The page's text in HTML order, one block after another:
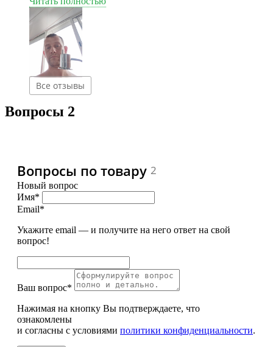
единственным недостатком является его высота, но в
соотношении цена - качество это не стало решающим
аспектом. Рекомендую.
Все отзывы
Вопросы 2
Вопросы по товару 2
Новый вопрос
Имя*
Email*
Укажите email — и получите на него ответ на свой
вопрос!
Ваш вопрос*
Нажимая на кнопку Вы подтверждаете, что
ознакомлены
и согласны с условиями политики конфиденциальности.